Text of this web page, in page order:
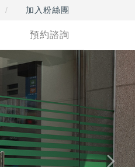
加入粉絲團
預約諮詢